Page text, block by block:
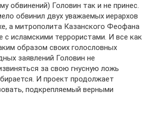
обвинений) Головин так и не принес.
обвинил двух уважаемых иерархов
а митрополита Казанского Феофана
с исламскими террористами. И все как
образом своих голословных
заявлений Головин не
за свою гнусную ложь
И проект продолжает
подкрепляемый верными